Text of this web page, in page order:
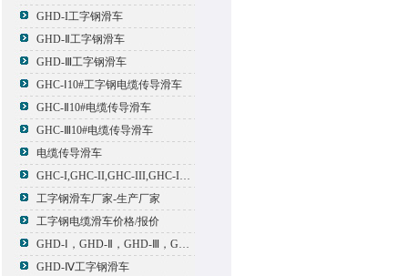
GHD-I工字钢滑车
GHD-Ⅱ工字钢滑车
GHD-Ⅲ工字钢滑车
GHC-Ⅰ10#工字钢电缆传导滑车
GHC-Ⅱ10#电缆传导滑车
GHC-Ⅲ10#电缆传导滑车
电缆传导滑车
GHC-I,GHC-II,GHC-III,GHC-IV,GHC-V电缆滑车
工字钢滑车厂家-生产厂家
工字钢电缆滑车价格/报价
GHD-Ⅰ，GHD-Ⅱ，GHD-Ⅲ，GHD-Ⅳ，GHD-Ⅴ工字钢滑车
GHD-Ⅳ工字钢滑车